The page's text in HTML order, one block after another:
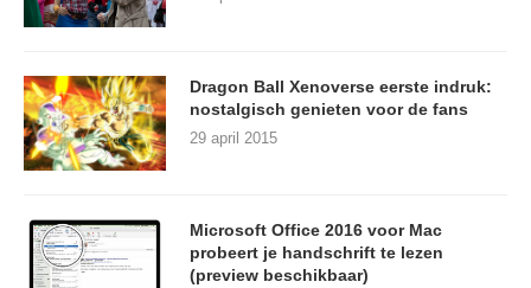
Dragon Ball Xenoverse eerste indruk:
nostalgisch genieten voor de fans
29 april 2015
Microsoft Office 2016 voor Mac
probeert je handschrift te lezen
(preview beschikbaar)